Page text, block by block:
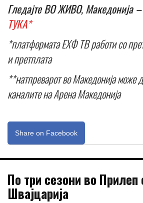
Гледајте ВО ЖИВО, Македонија –
ТУКА*
*платформата ЕХФ ТВ работи со
и претплата
**натпреварот во Македонија може
каналите на Арена Македонија
Share on Facebook
По три сезони во Прилеп
Швајцарија